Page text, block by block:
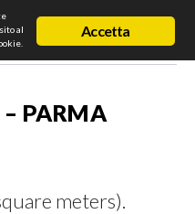
– PARMA
meters).
Accetta
al